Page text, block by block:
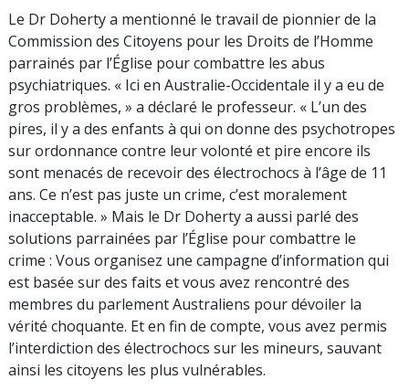
Le Dr Doherty a mentionné le travail de pionnier de la
Commission des Citoyens pour les Droits de l’Homme
parrainés par l’Église pour combattre les abus
psychiatriques. « Ici en Australie-Occidentale il y a eu de
gros problèmes, » a déclaré le professeur. « L’un des
pires, il y a des enfants à qui on donne des psychotropes
sur ordonnance contre leur volonté et pire encore ils
sont menacés de recevoir des électrochocs à l’âge de 11
ans. Ce n’est pas juste un crime, c’est moralement
inacceptable. » Mais le Dr Doherty a aussi parlé des
solutions parrainées par l’Église pour combattre le
crime : Vous organisez une campagne d’information qui
est basée sur des faits et vous avez rencontré des
membres du parlement Australiens pour dévoiler la
vérité choquante. Et en fin de compte, vous avez permis
l’interdiction des électrochocs sur les mineurs, sauvant
ainsi les citoyens les plus vulnérables.